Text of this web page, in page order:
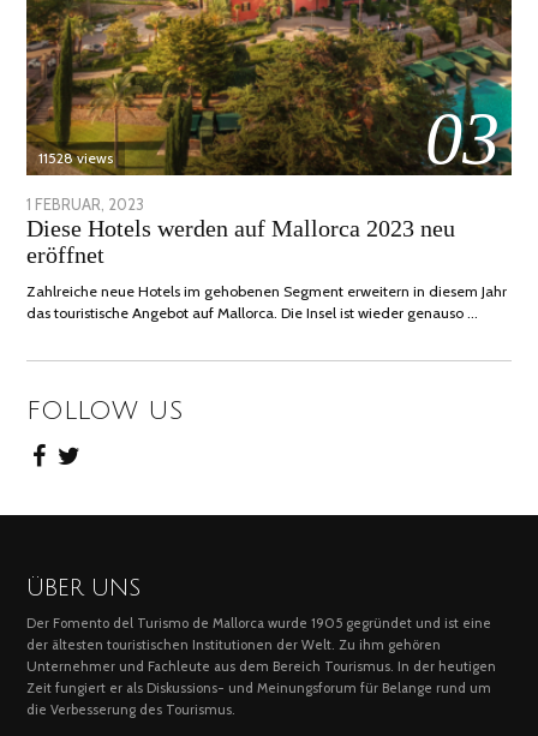
03
11528 views
POSTED
ON
1 FEBRUAR, 2023
FEBRUAR,
Diese Hotels werden auf Mallorca 2023 neu
eröffnet
Zahlreiche neue Hotels im gehobenen Segment erweitern in diesem Jahr
das touristische Angebot auf Mallorca. Die Insel ist wieder genauso …
FOLLOW US
ÜBER UNS
Der Fomento del Turismo de Mallorca wurde 1905 gegründet und ist eine
der ältesten touristischen Institutionen der Welt. Zu ihm gehören
Unternehmer und Fachleute aus dem Bereich Tourismus. In der heutigen
Zeit fungiert er als Diskussions- und Meinungsforum für Belange rund um
die Verbesserung des Tourismus.